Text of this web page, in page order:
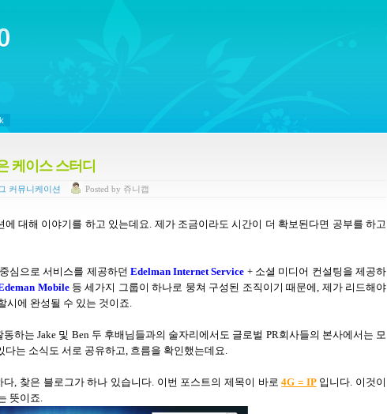
케이스 스터디
커뮤니케이션 Posted by 쥬니캡
대해 이야기를 하고 있는데요. 제가 조금이라도 시간이 더 확보된다면 공부를 하고
심으로 서비스를 제공하던 Edelman Internet Service + 소셜 미디어 컨설팅을 제공하
Mobile 등 세가지 그룹이 하나로 뭉쳐 구성된 조직이기 때문에, 제가 리드해야
시에 완성될 수 있는 것이죠.
동하는 Jake 및 Ben 두 후배님들과의 술자리에서도 글로벌 PR회사들의 본사에서는 모
는 소식도 서로 공유하고, 흐름을 확인했는데요.
다, 찾은 블로그가 하나 있습니다. 이번 포스트의 제목이 바로 4G = IP 입니다. 이것이
뜻이죠.